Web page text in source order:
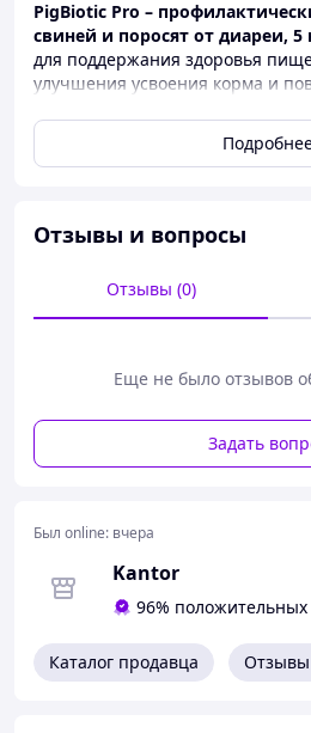
PigBiotic Pro –
свиней и поросят от диареи, 5
для поддержания здоровья
улучшения усвоения корма и
стресса, изменения корма,
нагрузки на организм животных.
поддерживает стабильную
помогает улучшить
подходит для
хозяйству.
кормосуме согласно
Почему выбирают «Помичник
оригинальная продукция,
применению, оптовые и
Отзывы и вопросы
Отзывы (0)
Еще не было отзывов
Задать
Был online: вчера
Kantor
96%
Каталог продавца